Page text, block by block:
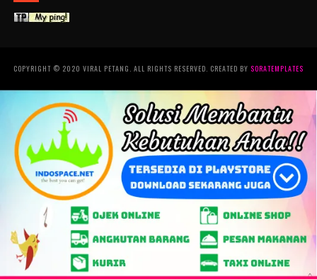
COPYRIGHT © 2020 VIRAL PETANG. ALL RIGHTS RESERVED. CREATED BY SORATEMPLATES